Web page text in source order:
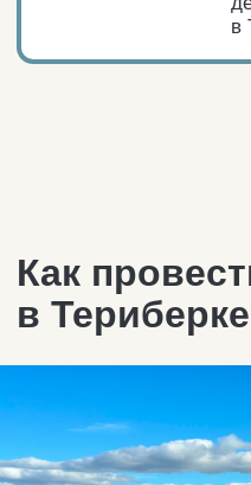
Выброшенный корабль,
качели, трон «Повелителя
скелет «Левиафана», арт-
из лодок, — всё это вы
пришла пора сделать свои!